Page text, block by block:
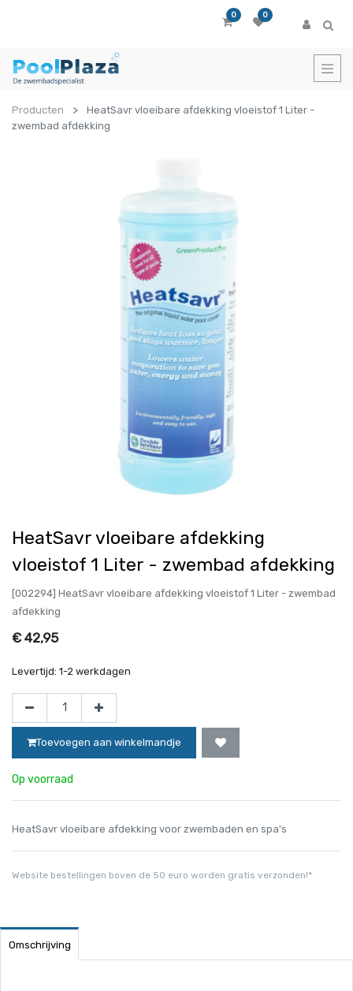
0 0
Producten
HeatSavr vloeibare afdekking vloeistof 1 Liter -
zwembad afdekking
HeatSavr vloeibare afdekking
vloeistof 1 Liter - zwembad afdekking
[002294] HeatSavr vloeibare afdekking vloeistof 1 Liter - zwembad
afdekking
€ 42,95
Levertijd: 1-2 werkdagen
Toevoegen aan winkelmandje
Op voorraad
HeatSavr vloeibare afdekking voor zwembaden en spa's
Website bestellingen boven de 50 euro worden gratis verzonden!*
Omschrijving